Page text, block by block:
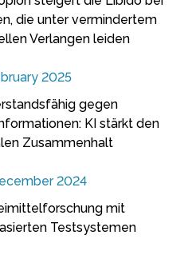
die unter vermindertem
Verlangen leiden
2025
gegen
KI stärkt den
Zusammenhalt
2024
mit
Testsystemen